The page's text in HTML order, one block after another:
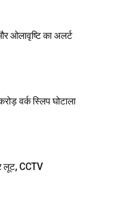
ओलावृष्टि का अलर्ट
वर्क स्लिप घोटाला
लूट, CCTV